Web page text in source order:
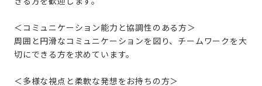
＜コミュニケーション能力と協調性のある方＞
周囲と円滑なコミュニケーションを図り、チームワークを大
切にできる方を求めています。
＜多様な視点と柔軟な発想をお持ちの方＞